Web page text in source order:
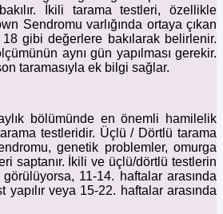
İkili tarama testleri, özellikle
Sendromu varlığında ortaya çıkan
gibi değerlere bakılarak belirlenir.
aynı gün yapılması gerekir.
taramasıyla ek bilgi sağlar.
bölümünde en önemli hamilelik
testleridir. Üçlü / Dörtlü tarama
genetik problemler, omurga
saptanır. İkili ve üçlü/dörtlü testlerin
11-14. haftalar arasında
yapılır veya 15-22. haftalar arasında